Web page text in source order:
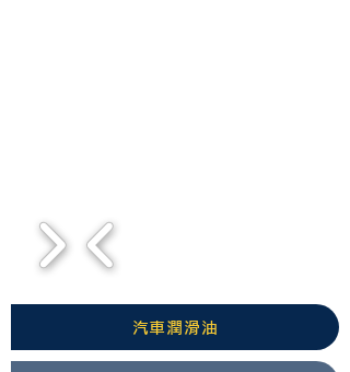
汽車潤滑油